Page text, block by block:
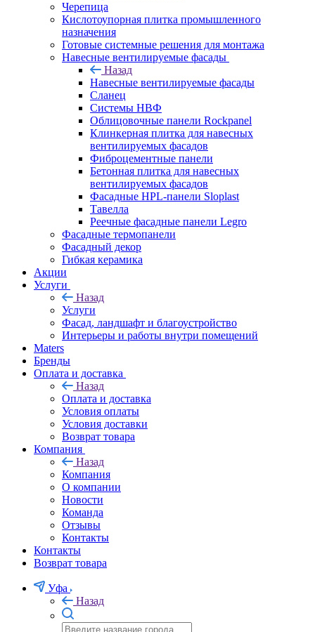
Черепица
Кислотоупорная плитка промышленного
назначения
Готовые системные решения для монтажа
Навесные вентилируемые фасады
Назад
Навесные вентилируемые фасады
Сланец
Системы НВФ
Облицовочные панели Rockpanel
Клинкерная плитка для навесных
вентилируемых фасадов
Фиброцементные панели
Бетонная плитка для навесных
вентилируемых фасадов
Фасадные HPL-панели Sloplast
Тавелла
Реечные фасадные панели Legro
Фасадные термопанели
Фасадный декор
Гибкая керамика
Акции
Услуги
Назад
Услуги
Фасад, ландшафт и благоустройство
Интерьеры и работы внутри помещений
Maters
Бренды
Оплата и доставка
Назад
Оплата и доставка
Условия оплаты
Условия доставки
Возврат товара
Компания
Назад
Компания
О компании
Новости
Команда
Отзывы
Контакты
Контакты
Возврат товара
Уфа
Назад